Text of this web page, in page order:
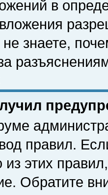
в
знаете,
правил.
этих
Обратите